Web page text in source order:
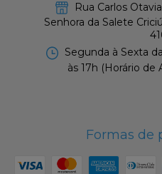
Rua Carlos
Senhora da Salete
Segunda à Sexta
às 17h (Horário
Formas de